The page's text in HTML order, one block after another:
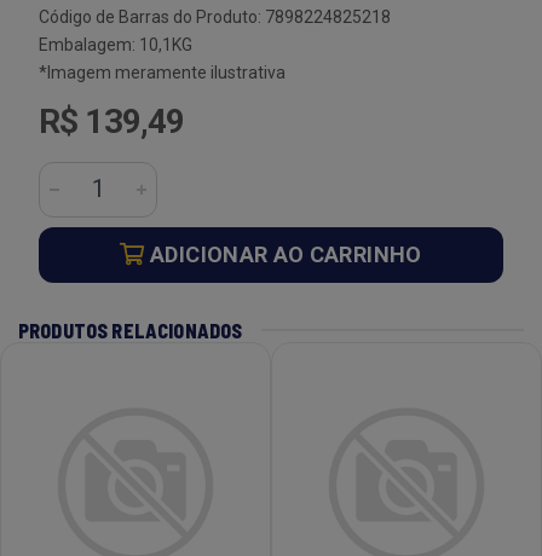
Código de Barras do Produto: 7898224825218
Embalagem: 10,1KG
*Imagem meramente ilustrativa
R$ 139,49
ADICIONAR AO CARRINHO
PRODUTOS RELACIONADOS